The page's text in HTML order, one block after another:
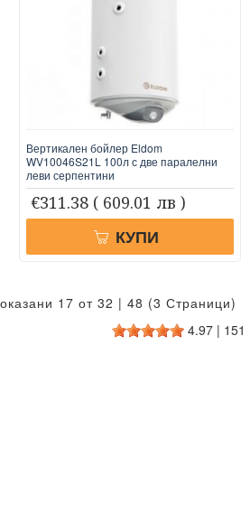
Вертикален бойлер Eldom
WV10046S21L 100л с две паралелни
леви серпентини
€311.38 ( 609.01 лв )
КУПИ
17 от 32 | 48 (3 Страници)
4.97 | 151